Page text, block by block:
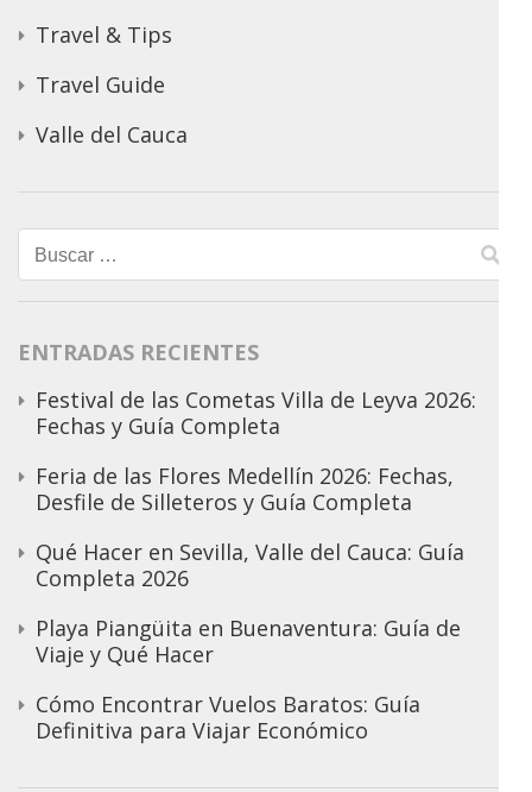
Travel & Tips
Travel Guide
Valle del Cauca
Buscar:
ENTRADAS RECIENTES
Festival de las Cometas Villa de Leyva 2026:
Fechas y Guía Completa
Feria de las Flores Medellín 2026: Fechas,
Desfile de Silleteros y Guía Completa
Qué Hacer en Sevilla, Valle del Cauca: Guía
Completa 2026
Playa Piangüita en Buenaventura: Guía de
Viaje y Qué Hacer
Cómo Encontrar Vuelos Baratos: Guía
Definitiva para Viajar Económico